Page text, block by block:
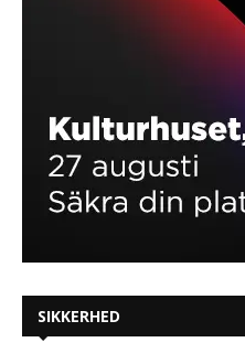
SIKKERHED